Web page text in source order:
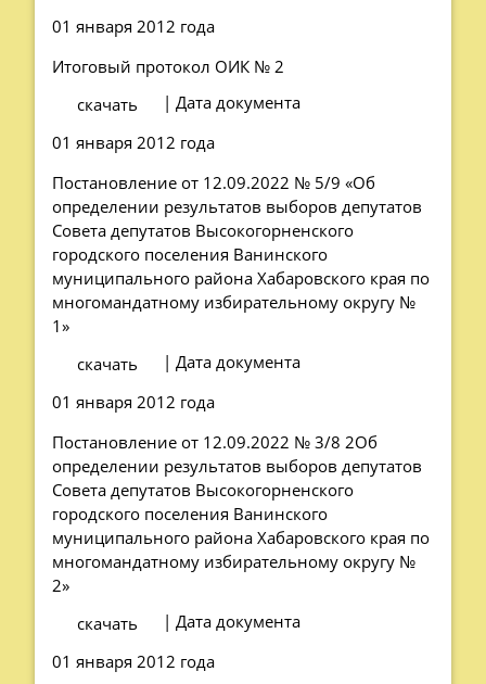
01 января 2012 года
Итоговый протокол ОИК № 2
скачать
| Дата документа
01 января 2012 года
Постановление от 12.09.2022 № 5/9 «Об
определении результатов выборов депутатов
Совета депутатов Высокогорненского
городского поселения Ванинского
муниципального района Хабаровского края по
многомандатному избирательному округу №
1»
скачать
| Дата документа
01 января 2012 года
Постановление от 12.09.2022 № 3/8 2Об
определении результатов выборов депутатов
Совета депутатов Высокогорненского
городского поселения Ванинского
муниципального района Хабаровского края по
многомандатному избирательному округу №
2»
скачать
| Дата документа
01 января 2012 года